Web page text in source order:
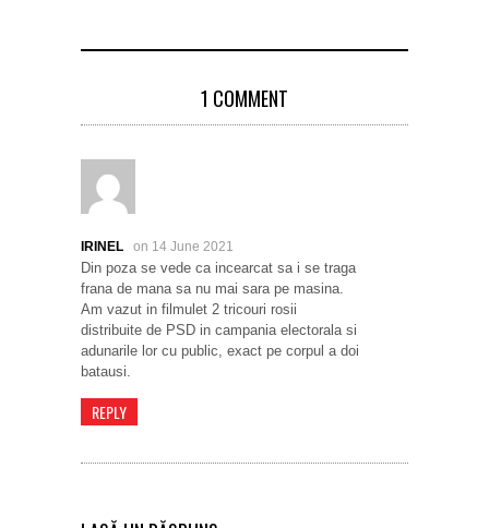
1 COMMENT
IRINEL on 14 June 2021
Din poza se vede ca incearcat sa i se traga
frana de mana sa nu mai sara pe masina.
Am vazut in filmulet 2 tricouri rosii
distribuite de PSD in campania electorala si
adunarile lor cu public, exact pe corpul a doi
batausi.
REPLY